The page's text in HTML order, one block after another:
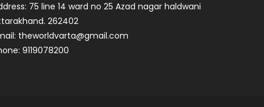
75 line 14 ward no 25 Azad nagar haldwani
262402
theworldvarta@gmail.com
9119078200